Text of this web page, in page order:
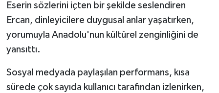
Eserin sözlerini içten bir şekilde seslendiren
Ercan, dinleyicilere duygusal anlar yaşatırken,
yorumuyla Anadolu'nun kültürel zenginliğini de
yansıttı.
Sosyal medyada paylaşılan performans, kısa
sürede çok sayıda kullanıcı tarafından izlenirken,